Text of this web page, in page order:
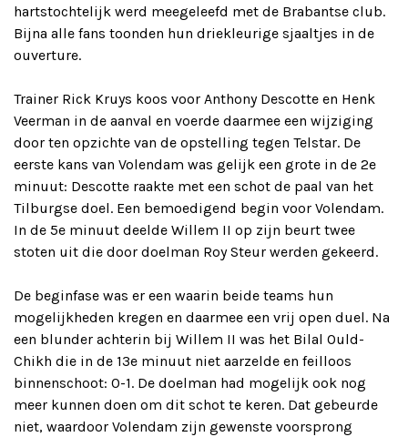
hartstochtelijk werd meegeleefd met de Brabantse club.
Bijna alle fans toonden hun driekleurige sjaaltjes in de
ouverture.
Trainer Rick Kruys koos voor Anthony Descotte en Henk
Veerman in de aanval en voerde daarmee een wijziging
door ten opzichte van de opstelling tegen Telstar. De
eerste kans van Volendam was gelijk een grote in de 2e
minuut: Descotte raakte met een schot de paal van het
Tilburgse doel. Een bemoedigend begin voor Volendam.
In de 5e minuut deelde Willem II op zijn beurt twee
stoten uit die door doelman Roy Steur werden gekeerd.
De beginfase was er een waarin beide teams hun
mogelijkheden kregen en daarmee een vrij open duel. Na
een blunder achterin bij Willem II was het Bilal Ould-
Chikh die in de 13e minuut niet aarzelde en feilloos
binnenschoot: 0-1. De doelman had mogelijk ook nog
meer kunnen doen om dit schot te keren. Dat gebeurde
niet, waardoor Volendam zijn gewenste voorsprong